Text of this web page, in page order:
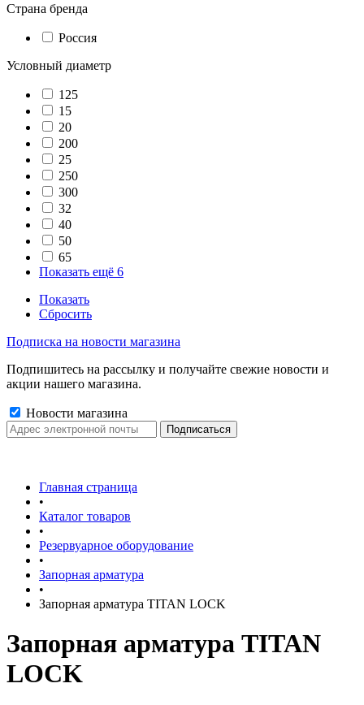
Страна бренда
Россия
Условный диаметр
125
15
20
200
25
250
300
32
40
50
65
Показать ещё 6
Показать
Сбросить
Подписка на новости магазина
Подпишитесь на рассылку и получайте свежие новости и
акции нашего магазина.
Новости магазина
Главная страница
•
Каталог товаров
•
Резервуарное оборудование
•
Запорная арматура
•
Запорная арматура TITAN LOCK
Запорная арматура TITAN
LOCK